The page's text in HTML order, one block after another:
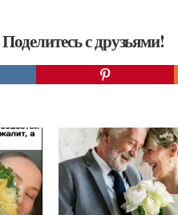
с друзьями!